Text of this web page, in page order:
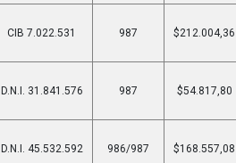
CIB 7.022.531 987 $212.004,36
D.N.I. 31.841.576 987 $54.817,80
D.N.I. 45.532.592 986/987 $168.557,08